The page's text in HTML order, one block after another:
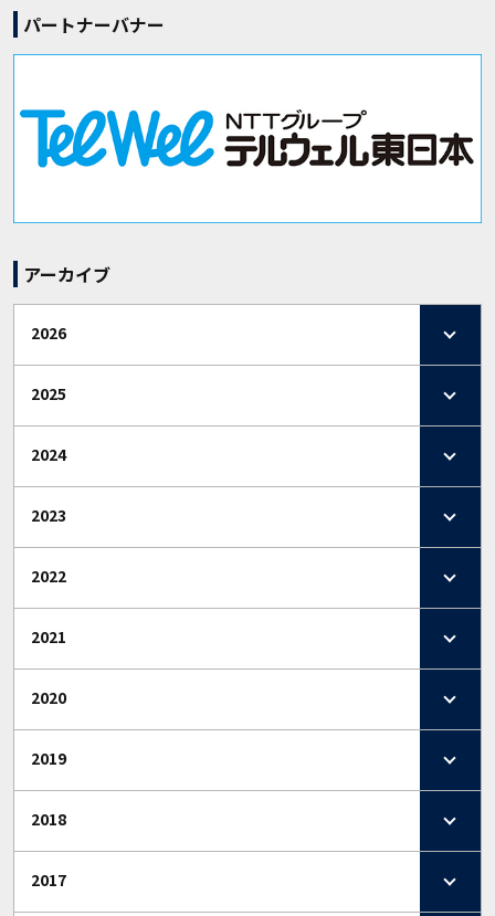
パートナーバナー
アーカイブ
2026
2025
2024
2023
2022
2021
2020
2019
2018
2017